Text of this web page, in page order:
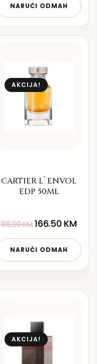
NARUČI ODMAH
AKCIJA!
CARTIER L`ENVOL
EDP 50ML
185.00KM 166.50 KM
NARUČI ODMAH
AKCIJA!